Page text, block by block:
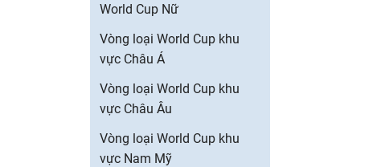
World Cup Nữ
Vòng loại World Cup khu
vực Châu Á
Vòng loại World Cup khu
vực Châu Âu
Vòng loại World Cup khu
vực Nam Mỹ